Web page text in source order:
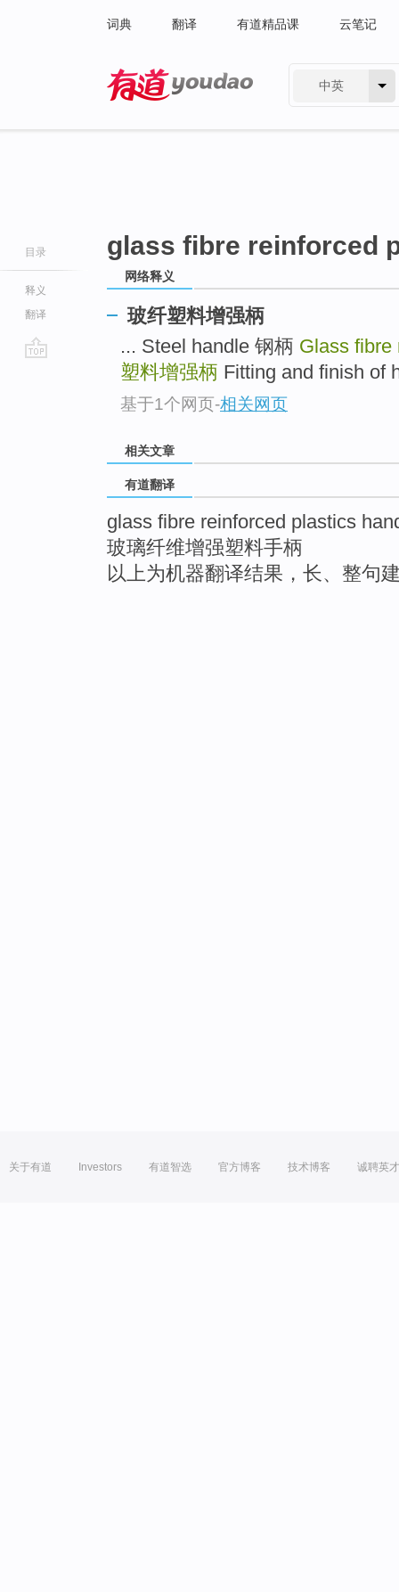
词典 翻译 有道精品课 云笔记
中英
目录
释义
翻译
glass fibre reinforced
网络释义
玻纤塑料增强柄
... Steel handle 钢柄 Glass
塑料增强柄 Fitting and finish of
基于1个网页-相关网页
相关文章
有道翻译
glass fibre reinforced plastics
玻璃纤维增强塑料手柄
以上为机器翻译结果，长、整句
关于有道 Investors 有道智选 官方博客 技术博客 诚聘英才